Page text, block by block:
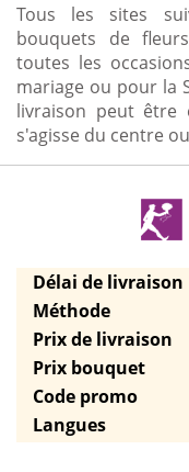
Tous les sites
bouquets de
toutes les
mariage ou pour la
livraison peut être
s'agisse du centre
Délai de livraison
Méthode
Prix de livraison
Prix bouquet
Code promo
Langues